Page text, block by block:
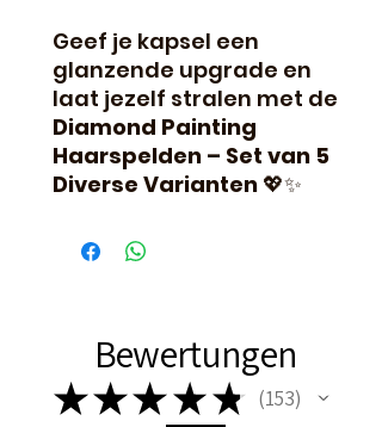
Geef je kapsel een
glanzende upgrade en
laat jezelf stralen met de
Diamond Painting
Haarspelden – Set van 5
Diverse Varianten 💖✨
Bewertungen
★★★ ★ ★ 153
153